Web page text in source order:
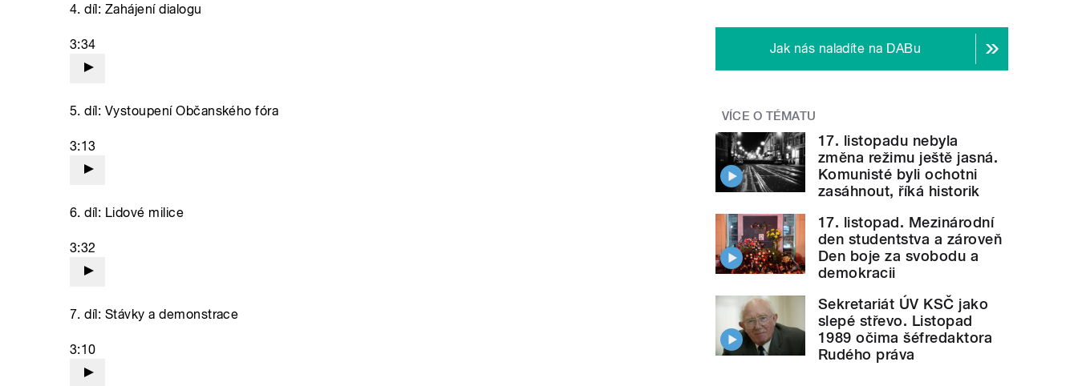
4. díl: Zahájení dialogu
3:34
5. díl: Vystoupení Občanského fóra
3:13
6. díl: Lidové milice
3:32
7. díl: Stávky a demonstrace
3:10
Jak nás naladíte na DABu
VÍCE O TÉMATU
17. listopadu nebyla
změna režimu ještě jasná.
Komunisté byli ochotni
zasáhnout, říká historik
17. listopad. Mezinárodní
den studentstva a zároveň
Den boje za svobodu a
demokracii
Sekretariát ÚV KSČ jako
slepé střevo. Listopad
1989 očima šéfredaktora
Rudého práva